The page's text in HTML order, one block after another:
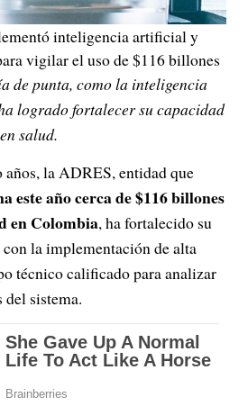
inteligencia artificial y
vigilar el uso de $116 billones
de punta, como la inteligencia
logrado fortalecer su capacidad
salud.
la ADRES, entidad que
este año cerca de $116 billones
en Colombia, ha fortalecido su
la implementación de alta
técnico calificado para analizar
del sistema.